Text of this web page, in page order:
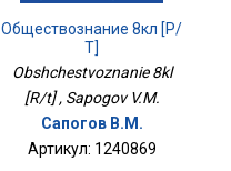
Обществознание 8кл [Р/
Т]
Obshchestvoznanie 8kl
[R/t] , Sapogov V.M.
Сапогов В.М.
Артикул: 1240869